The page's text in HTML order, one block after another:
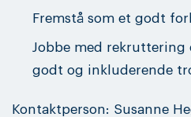
Fremstå som et godt
Jobbe med rekruttering
godt og inkluderende
Kontaktperson: Susanne